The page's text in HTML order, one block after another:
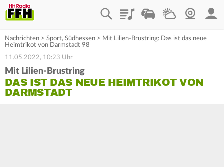
PlaylistStaupilotWetterWebcam
Nachrichten > Sport, Südhessen > Mit Lilien-Brustring: Das ist das neue
Heimtrikot von Darmstadt 98
11.05.2022, 10:23 Uhr
Mit Lilien-Brustring
DAS IST DAS NEUE HEIMTRIKOT VON
DARMSTADT